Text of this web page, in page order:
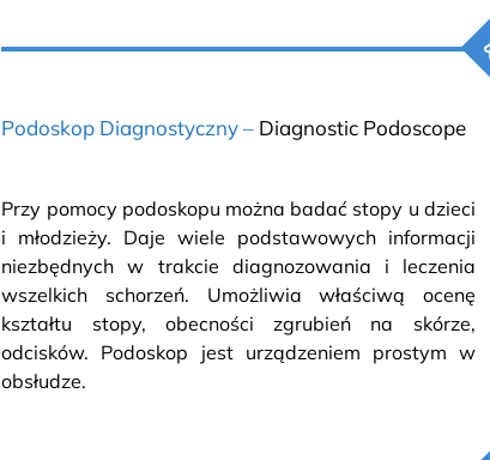
Podoskop Diagnostyczny – Diagnostic Podoscope
Przy pomocy podoskopu można badać stopy u dzieci
i młodzieży. Daje wiele podstawowych informacji
niezbędnych w trakcie diagnozowania i leczenia
wszelkich schorzeń. Umożliwia właściwą ocenę
kształtu stopy, obecności zgrubień na skórze,
odcisków. Podoskop jest urządzeniem prostym w
obsłudze.